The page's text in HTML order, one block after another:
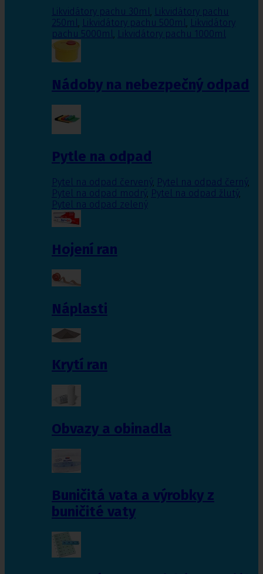
Likvidátory pachu 30ml, Likvidátory pachu
250ml, Likvidátory pachu 500ml, Likvidátory
pachu 5000ml, Likvidátory pachu 1000ml
Nádoby na nebezpečný odpad
Pytle na odpad
Pytel na odpad červený, Pytel na odpad černý,
Pytel na odpad modrý, Pytel na odpad žlutý,
Pytel na odpad zelený
Hojení ran
Náplasti
Krytí ran
Obvazy a obinadla
Buničitá vata a výrobky z
buničité vaty